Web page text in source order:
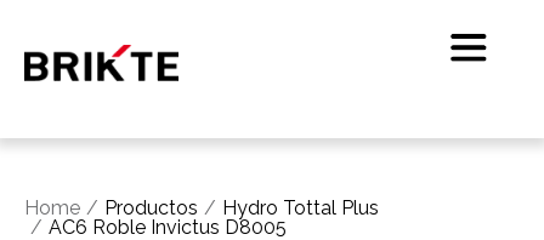
Home Productos
Hydro Tottal Plus
AC6 Roble Invictus D8005